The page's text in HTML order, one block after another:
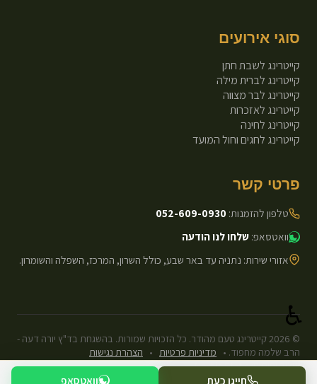
סוגי אירועים
קייטרינג לשבת חתן
קייטרינג לברית מילה
קייטרינג לבר מצווה
קייטרינג לאזכרות
קייטרינג לחינה
קייטרינג לחגים וחול המועד
פרטי קשר
טלפון להזמנות: 052-609-0930
וואטסאפ: שלחו לנו הודעה
אזורי שירות: נתניה עד באר שבע, כולל השרון, המרכז, השפלה והשומרון.
©
2026קייטרינג טעם מהודר. כל הזכויות שמורות. בהשגחת בד"ץ יורה דעה -
הרב שלמה מחפוד. • מדיניות פרטיות • הצהרת נגישות
עיצוב ופיתוח: Next.js Static.
חייגו כעת וואטסאפ
♿